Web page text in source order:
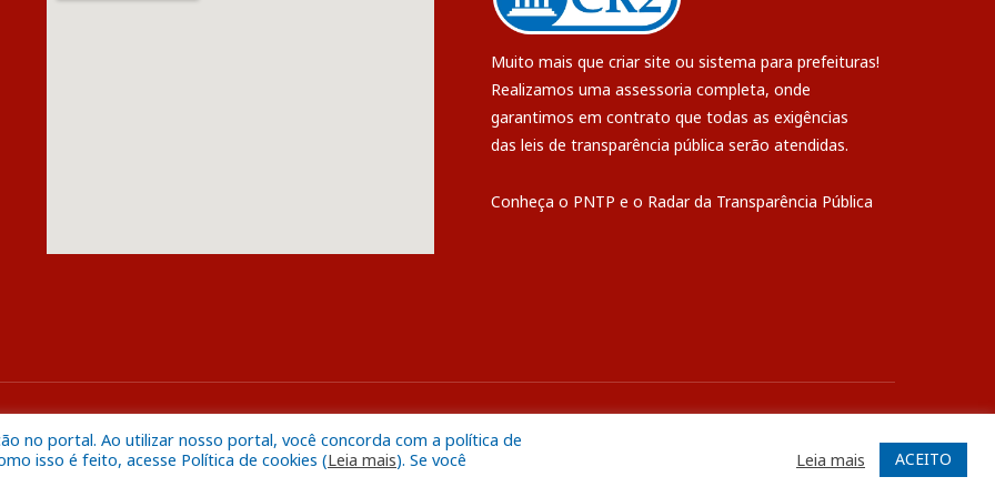
Muito mais que criar site ou sistema para prefeituras!
Realizamos uma assessoria completa, onde
garantimos em contrato que todas as exigências
das leis de transparência pública serão atendidas.
Conheça o PNTP e o Radar da Transparência Pública
no portal. Ao utilizar nosso portal, você concorda com a política de
isso é feito, acesse Política de cookies (Leia mais). Se você Leia mais ACEITO